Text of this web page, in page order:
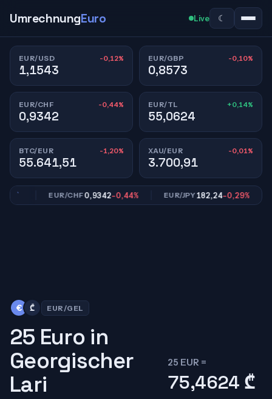
UmrechnungEuro Live ☾
EUR/USD -0,12%
1,1543
EUR/GBP -0,10%
0,8573
EUR/CHF -0,44%
0,9342
EUR/TL +0,14%
55,0624
BTC/EUR -1,20%
55.641,51
XAU/EUR -0,01%
3.700,91
EUR/CHF0,9342-0,44% EUR/JPY182,24-0,29%
€ ₾ EUR/GEL
25 Euro in
Georgischer
Lari
25 EUR =
75,4624 ₾